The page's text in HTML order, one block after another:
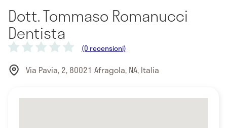
Dott. Tommaso Romanucci
Dentista
(0 recensioni)
Via Pavia, 2, 80021 Afragola, NA, Italia